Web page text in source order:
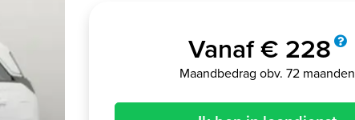
Vanaf € 228
Maandbedrag obv. 72 maanden